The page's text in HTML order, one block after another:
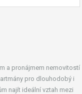
a pronájmem nemovitostí
pro dlouhodobý i
najít ideální vztah mezi